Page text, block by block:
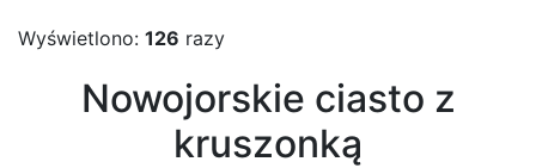
Wyświetlono: 126 razy
Nowojorskie ciasto z
kruszonką